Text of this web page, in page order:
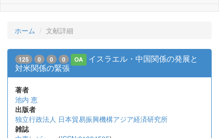
ホーム 文献詳細
125 0 0 0 OA
イスラエル・中国関係の発展と
対米関係の緊張
著者
池内 恵
出版者
独立行政法人 日本貿易振興機構アジア経済研究所
雑誌